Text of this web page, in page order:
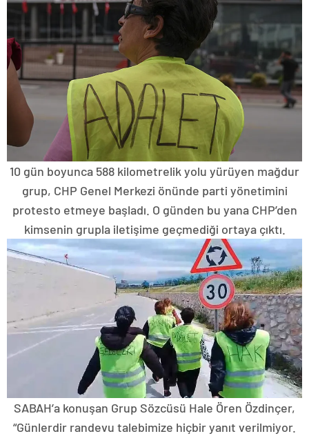
10 gün boyunca 588 kilometrelik yolu yürüyen mağdur
grup, CHP Genel Merkezi önünde parti yönetimini
protesto etmeye başladı. O günden bu yana CHP’den
kimsenin grupla iletişime geçmediği ortaya çıktı.
SABAH’a konuşan Grup Sözcüsü Hale Ören Özdinçer,
“Günlerdir randevu talebimize hiçbir yanıt verilmiyor.